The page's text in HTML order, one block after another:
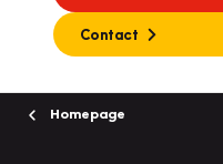
Contact
Homepage